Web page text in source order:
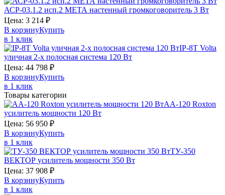
АСР-03.1.2 исп.2 МЕТА настенный громкоговоритель 3 Вт
Цена: 3 214 ₽
В корзинуКупить
в 1 клик
IP-8T Volta
уличная 2-х полосная система 120 Вт
Цена: 44 798 ₽
В корзинуКупить
в 1 клик
Товары категории
AA-120 Roxton
усилитель мощности 120 Вт
Цена: 56 950 ₽
В корзинуКупить
в 1 клик
ТУ-350
ВЕКТОР усилитель мощности 350 Вт
Цена: 37 908 ₽
В корзинуКупить
в 1 клик